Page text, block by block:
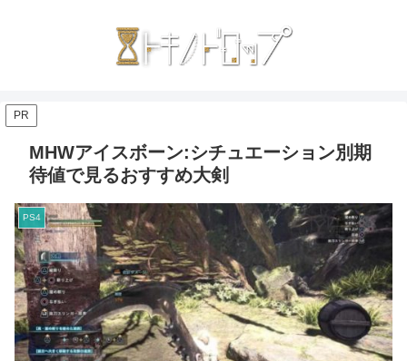
PR
MHWアイスボーン:シチュエーション別期
待値で見るおすすめ大剣
PS4